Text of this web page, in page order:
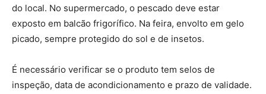
do local. No supermercado, o pescado deve estar
exposto em balcão frigorífico. Na feira, envolto em gelo
picado, sempre protegido do sol e de insetos.
É necessário verificar se o produto tem selos de
inspeção, data de acondicionamento e prazo de validade.